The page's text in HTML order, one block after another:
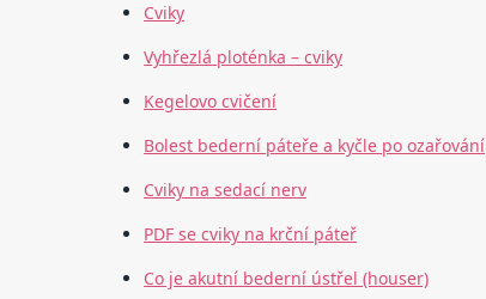
Cviky
Vyhřezlá ploténka – cviky
Kegelovo cvičení
Bolest bederní páteře a kyčle po ozařování
Cviky na sedací nerv
PDF se cviky na krční páteř
Co je akutní bederní ústřel (houser)